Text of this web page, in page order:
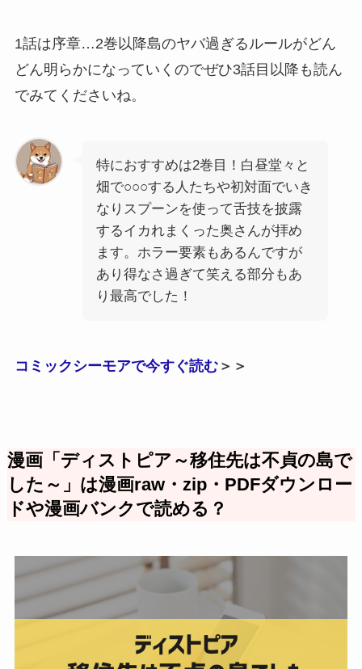
1話は序章…2巻以降島のヤバ過ぎるルールがどん
どん明らかになっていくのでぜひ3話目以降も読ん
でみてくださいね。
特におすすめは2巻目！白昼堂々と
畑で○○○する人たちや初対面でいき
なりスプーンを使って舌技を披露
するイカれまくった奥さんが拝め
ます。ホラー要素もあるんですが
あり得なさ過ぎて笑える部分もあ
り最高でした！
コミックシーモアで今すぐ読む＞＞
漫画「ディストピア～移住先は不貞の島で
した～」は漫画raw・zip・PDFダウンロー
ドや漫画バンクで読める？